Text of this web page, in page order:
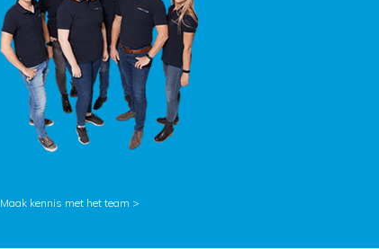
Maak kennis met het team >